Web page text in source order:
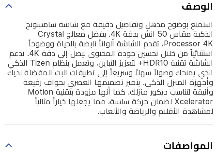
تقدم
الشاشة
ألواناً
نابضة
بالحياة
ووضوحاً
استثنائياً
من
تحسين
الوصف
استمتع بوضوح مذهل وتفاصيل دقيقة مع شاشة سامسونج
الذكية مقاس 50 انش بدقة 4K. بفضل معالج Crystal
Processor 4K، تقدم الشاشة ألواناً نابضة بالحياة ووضوحاً
استثنائياً من خلال تحسين جودة المحتوى ليصل إلى دقة 4K. تدعم
الشاشة تقنية HDR10+ لتعزيز التباين، وتعمل بنظام Tizen الذكي
الذي يمنحك وصولاً سهلاً وسريعاً إلى تطبيقات البث المفضلة لديك
وأجهزة المنزل الذكي. يتميز تصميمها العصري بحواف رفيعة
وأنيقة لتناسب ديكور منزلك. كما أنها مزودة بتقنية Motion
Xcelerator لضمان حركة سلسة، مما يجعلها خياراً مثالياً
لمشاهدة الأفلام والرياضة والألعاب.
المواصفات